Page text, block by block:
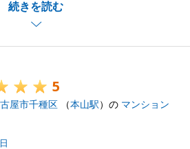
続きを読む
いません。
をご利用いただきたく存じます。
たら何なりとお申し付けくださ
だきます。
いたします。
5
屋市千種区 （本山駅）の マンション